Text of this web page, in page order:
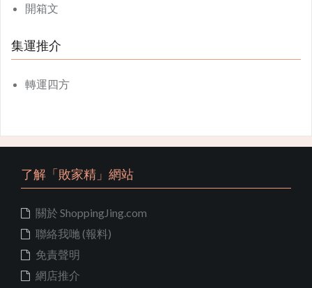
開箱文
集運推介
轉運四方
了解「敗家精」網站
關於 ShoppingJing.com
聯絡我哋 (報料)
免責聲明
網店推介